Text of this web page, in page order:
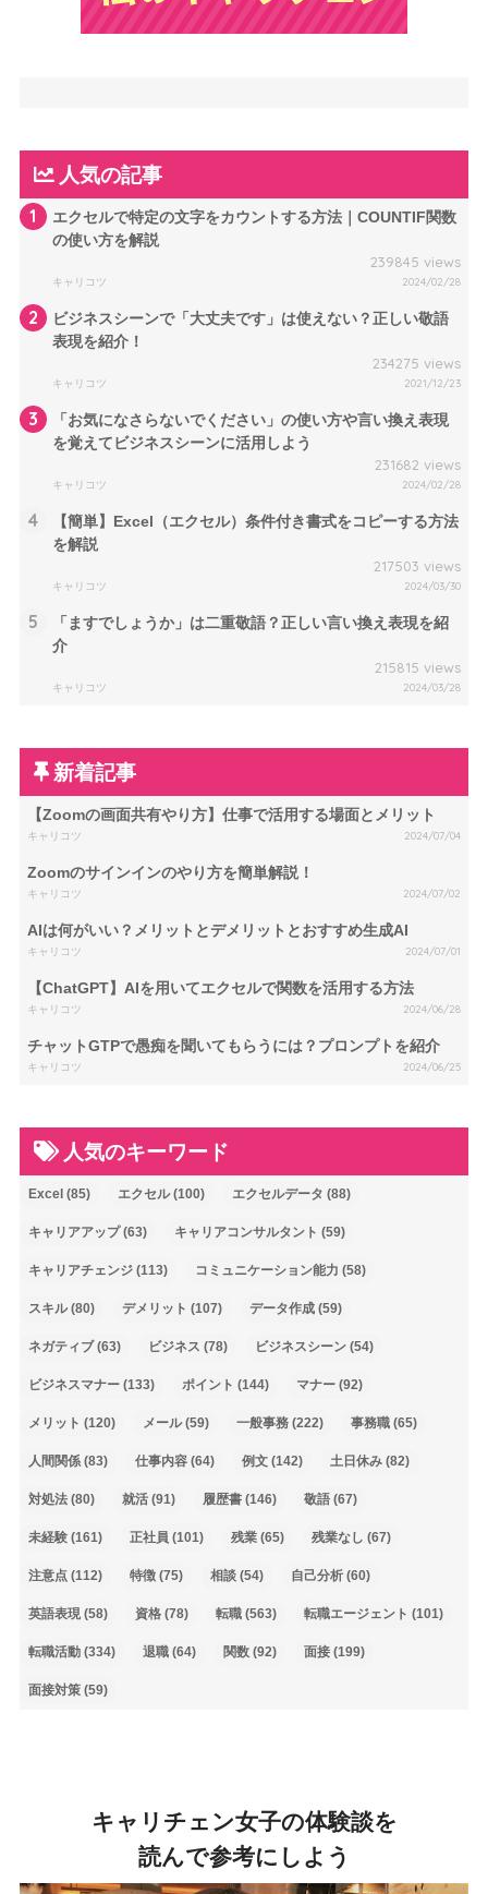
人気の記事
1
エクセルで特定の文字をカウントする方法｜COUNTIF関数
の使い方を解説
239845 views
キャリコツ 2024/02/28
2
ビジネスシーンで「大丈夫です」は使えない？正しい敬語
表現を紹介！
234275 views
キャリコツ 2021/12/23
3
「お気になさらないでください」の使い方や言い換え表現
を覚えてビジネスシーンに活用しよう
231682 views
キャリコツ 2024/02/28
4
【簡単】Excel（エクセル）条件付き書式をコピーする方法
を解説
217503 views
キャリコツ 2024/03/30
5
「ますでしょうか」は二重敬語？正しい言い換え表現を紹
介
215815 views
キャリコツ 2024/03/28
新着記事
【Zoomの画面共有やり方】仕事で活用する場面とメリット
キャリコツ 2024/07/04
Zoomのサインインのやり方を簡単解説！
キャリコツ 2024/07/02
AIは何がいい？メリットとデメリットとおすすめ生成AI
キャリコツ 2024/07/01
【ChatGPT】AIを用いてエクセルで関数を活用する方法
キャリコツ 2024/06/28
チャットGTPで愚痴を聞いてもらうには？プロンプトを紹介
キャリコツ 2024/06/25
人気のキーワード
Excel (85) エクセル(100) エクセルデータ (88)
キャリアアップ(63) キャリアコンサルタント (59)
キャリアチェンジ(113) コミュニケーション能力 (58)
スキル(80) デメリット (107) データ作成(59)
ネガティブ(63) ビジネス (78) ビジネスシーン(54)
ビジネスマナー(133) ポイント (144) マナー(92)
メリット (120) メール(59) 一般事務(222) 事務職(65)
人間関係(83) 仕事内容(64) 例文(142) 土日休み(82)
対処法(80) 就活(91) 履歴書(146) 敬語(67)
未経験(161) 正社員 (101) 残業(65) 残業なし (67)
注意点(112) 特徴(75) 相談(54) 自己分析(60)
英語表現(58) 資格(78) 転職(563) 転職エージェント (101)
転職活動(334) 退職(64) 関数(92) 面接(199)
面接対策(59)
キャリチェン女子の体験談を
読んで参考にしよう